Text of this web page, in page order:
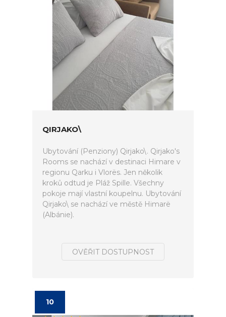
QIRJAKO\
Ubytování (Penziony) Qirjako\. Qirjako's
Rooms se nachází v destinaci Himare v
regionu Qarku i Vlorës. Jen několik
kroků odtud je Pláž Spille. Všechny
pokoje mají vlastní koupelnu. Ubytování
Qirjako\ se nachází ve městě Himarë
(Albánie).
OVĚŘIT DOSTUPNOST
10